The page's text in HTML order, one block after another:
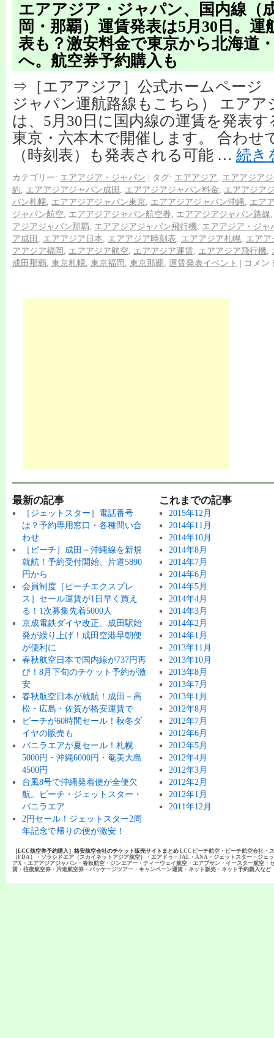
エアアジア・ジャパン、国内線（
岡・那覇）運賃発表は5月30日。運
表も？激安料金で東京から北海道
へ。航空券予約購入も
⇒［エアアジア］公式ホームページ
ジャパン運航路線もこちら） エアア
は、5月30日に国内線の運賃を発表
東京・六本木で開催します。 合わせ
（時刻表）も発表される可能 … 続き
カテゴリー: エアアジア・ジャパン | タグ: エアアジア
エアアジア
約
エアアジアジャパン成田 エアアジアジャパン料金
エアアジア
パン札幌 エアアジアジャパン東京 エアアジアジャパン沖縄
エア
ジャパン航空
エアアジアジャパン航空券 エアアジアジャパン路線
アジアジャパン那覇
エアアジアジャパン飛行機
エアアジア・ジャ
ア成田
エアアジア日本 エアアジア時刻表 エアアジア札幌 エアア
アアジア福岡
エアアジア航空 エアアジア運賃 エアアジア飛行機
成田那覇 東京札幌 東京福岡 東京那覇 運賃発表イベント | コメン
最新の記事
［ジェットスター］電話番号
は？予約専用窓口・各種問い合
わせ
［ピーチ］成田－沖縄線を新規
就航！予約受付開始、片道5890
円から
会員制度［ピーチエクスプレ
ス］セール運賃が1日早く買え
る！1次募集先着5000人
京成電鉄ダイヤ改正、成田駅始
発が繰り上げ！成田空港早朝便
が便利に
春秋航空日本で国内線が737円再
び！8月下旬のチケット予約が激
安
春秋航空日本が就航！成田－高
松・広島・佐賀が格安運賃で
ピーチが60時間セール！秋冬ダ
イヤの販売も
バニラエアが夏セール！札幌
5000円・沖縄6000円・奄美大島
4500円
台風8号で沖縄発着便が全便欠
航。ピーチ・ジェットスター・
バニラエア
2円セール！ジェットスター2周
年記念で帰りの便が激安！
これまでの記事
2015年12月
2014年11月
2014年10月
2014年8月
2014年7月
2014年6月
2014年5月
2014年4月
2014年3月
2014年2月
2014年1月
2013年11月
2013年10月
2013年8月
2013年7月
2013年1月
2012年8月
2012年7月
2012年6月
2012年5月
2012年4月
2012年3月
2012年2月
2012年1月
2011年12月
［LCC航空券予約購入］格安航空会社のチケット販売サイトまとめ LCCピーチ航空・ピーチ航空会社・
（FDA）・ソラシドエア（スカイネットアジア航空）・エアドゥ・JAL・ANA・ジェットスター・ジェ
アX・エアアジアジャパン・春秋航空・ジンエアー・ティーウェイ航空・エアプサン・イースター航空
賃・往復航空券・片道航空券・パッケージツアー・キャンペーン運賃・ネット販売・ネット予約購入など